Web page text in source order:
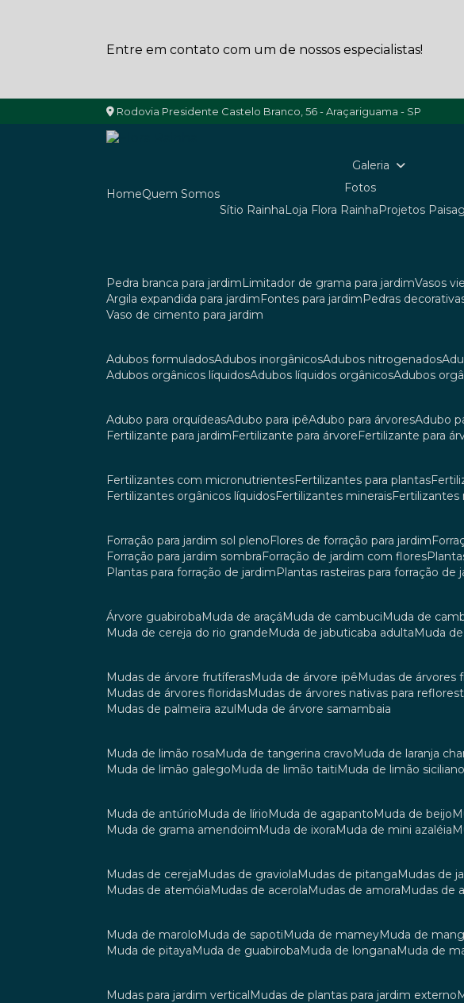
Entre em contato com um de nossos especialistas!
Rodovia Presidente Castelo Branco, 56 - Araçariguama - SP
Home Quem Somos
Galeria
Fotos
Sítio Rainha
Loja Flora Rainha Projetos
pedra branca para jardim
limitador de grama para jardim vasos
argila expandida para jardim
fontes para jardim pedras
vaso de cimento para jardim
adubos formulados adubos inorgânicos adubos nitrogenados
adubos orgânicos líquidos adubos líquidos orgânicos adubos
adubo para orquídeas adubo para ipê adubo para árvores adubo
fertilizante para jardim
fertilizante para árvore fertilizante para
fertilizantes com micronutrientes fertilizantes para plantas
fertilizantes orgânicos líquidos fertilizantes minerais fertilizantes
forração para jardim sol pleno
flores de forração para jardim
forração para jardim sombra
forração de jardim com flores
plantas para forração de jardim
plantas rasteiras para forração de
árvore guabiroba
muda de araçá muda de cambuci muda de
muda de cereja do rio grande
muda de jabuticaba adulta muda
mudas de árvore frutíferas
muda de árvore ipê mudas de
mudas de árvores floridas
mudas de árvores nativas para
mudas de palmeira azul
muda de árvore samambaia
muda de limão rosa
muda de tangerina cravo muda de laranja
muda de limão galego
muda de limão taiti muda de limão siciliano
muda de antúrio
muda de lírio muda de agapanto muda de beijo
muda de grama amendoim
muda de ixora muda de mini azaléia
mudas de cereja
mudas de graviola mudas de pitanga mudas de
mudas de atemóia
mudas de acerola mudas de amora
mudas de
muda de marolo
muda de sapoti muda de mamey muda de
muda de pitaya
muda de guabiroba muda de longana
muda de
mudas para jardim vertical
mudas de plantas para jardim externo